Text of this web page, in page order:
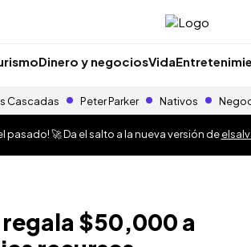
Dinero y negociosVida
Cascadas Peter Parker Nativos
pasado! 🚀 Da el salto a la nueva versión de
regala $50,000 a